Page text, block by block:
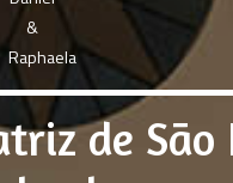
de